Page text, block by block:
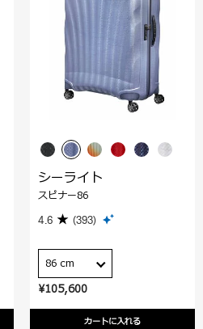
¥105,600
カートに入れる
シーライト
スピナー86
4.6 (393)
86 cm